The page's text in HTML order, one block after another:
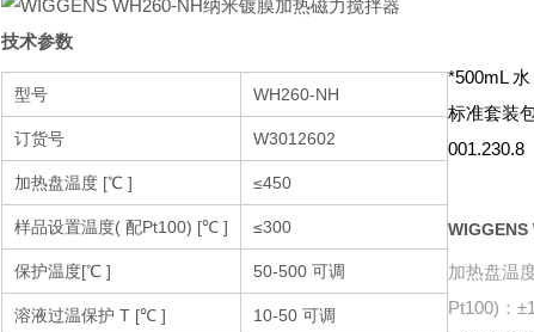
技术参数
型号 WH260-NH
订货号 W3012602
加热盘温度 [℃ ] ≤450
样品设置温度( 配Pt100) [℃ ] ≤300
保护温度[℃ ] 50-500 可调
溶液过温保护 T [℃ ] 10-50 可调
*500mL
标准套装
001.230.8
WIGGENS
加热盘温
Pt100)：